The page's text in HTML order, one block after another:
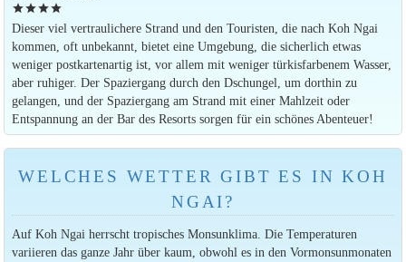
starstarstarstar
Dieser viel vertraulichere Strand und den Touristen, die nach Koh Ngai
kommen, oft unbekannt, bietet eine Umgebung, die sicherlich etwas
weniger postkartenartig ist, vor allem mit weniger türkisfarbenem Wasser,
aber ruhiger. Der Spaziergang durch den Dschungel, um dorthin zu
gelangen, und der Spaziergang am Strand mit einer Mahlzeit oder
Entspannung an der Bar des Resorts sorgen für ein schönes Abenteuer!
WELCHES WETTER GIBT ES IN KOH
NGAI?
Auf Koh Ngai herrscht tropisches Monsunklima. Die Temperaturen
variieren das ganze Jahr über kaum, obwohl es in den Vormonsunmonaten